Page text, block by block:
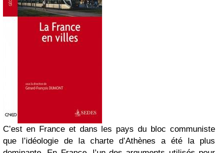
C’est en France et dans les pays du bloc communiste
que l’idéologie de la charte d’Athènes a été la plus